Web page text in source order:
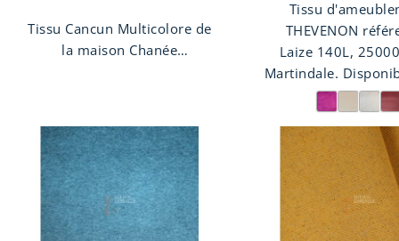
Tissu Cancun Multicolore de
la maison Chanée
sièges et rideaux.
Tissu
THEVENON
11779 SWEET
velours. Tissu
avec de beaux
brillance
Convient aux
comme aux
coussins.
Laize 140L,
Martindale.
coloris.